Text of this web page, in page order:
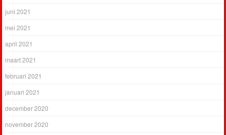
juni 2021
mei 2021
april 2021
maart 2021
februari 2021
januari 2021
december 2020
november 2020